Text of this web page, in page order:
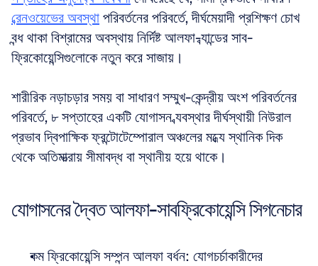
ব্রেনওয়েভের অবস্থা পরিবর্তনের পরিবর্তে, দীর্ঘমেয়াদী প্রশিক্ষণ চোখ
বন্ধ থাকা বিশ্রামের অবস্থায় নির্দিষ্ট আলফা-ব্যান্ডের সাব-
ফ্রিকোয়েন্সিগুলোকে নতুন করে সাজায়।
শারীরিক নড়াচড়ার সময় বা সাধারণ সম্মুখ-কেন্দ্রীয় অংশ পরিবর্তনের
পরিবর্তে, ৮ সপ্তাহের একটি যোগাসন ব্যবস্থার দীর্ঘস্থায়ী নিউরাল
প্রভাব দ্বিপাক্ষিক ফ্রন্টোটেম্পোরাল অঞ্চলের মধ্যে স্থানিক দিক
থেকে অতিমাত্রায় সীমাবদ্ধ বা স্থানীয় হয়ে থাকে।
যোগাসনের দ্বৈত আলফা-সাবফ্রিকোয়েন্সি সিগনেচার
কম ফ্রিকোয়েন্সি সম্পন্ন আলফা বর্ধন: যোগচর্চাকারীদের